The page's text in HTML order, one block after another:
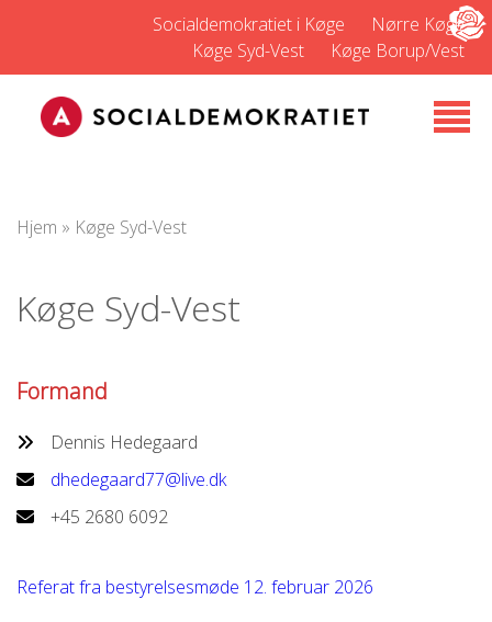
Socialdemokratiet i Køge
Nørre Køge
Køge Syd-Vest
Køge Borup/Vest
Hjem » Køge Syd-Vest
Køge Syd-Vest
Formand
Dennis Hedegaard
dhedegaard77@live.dk
+45 2680 6092
Referat fra bestyrelsesmøde 12. februar 2026